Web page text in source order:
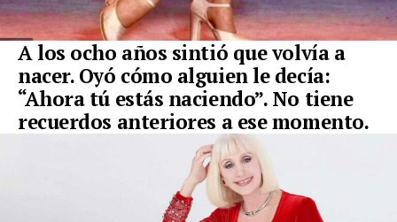
A los ocho años sintió que volvía a
nacer. Oyó cómo alguien le decía:
“Ahora tú estás naciendo”. No tiene
recuerdos anteriores a ese momento.